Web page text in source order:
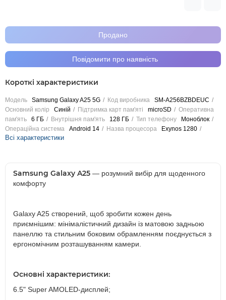
Продано
Повідомити про наявність
Короткі характеристики
Модель Samsung Galaxy A25 5G Код виробника
SM-A256BZBDEUC
Основний колір
Синій Підтримка карт пам'яті microSD
Оперативна
пам'ять
6 ГБ Внутрішня пам'ять 128 ГБ Тип телефону
Моноблок
Операційна система
Android 14 Назва процесора Exynos 1280
Всі характеристики
Samsung Galaxy A25 — розумний вибір для щоденного
комфорту
Galaxy A25 створений, щоб зробити кожен день
приємнішим: мінімалістичний дизайн із матовою задньою
панеллю та стильним боковим обрамленням поєднується з
ергономічним розташуванням камери.
Основні характеристики:
6.5" Super AMOLED-дисплей;